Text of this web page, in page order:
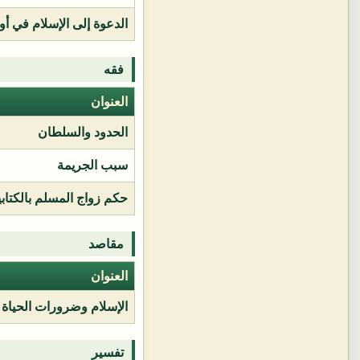
الدعوة إلى الإسلام في
فقه
العنوان
الحدود والسلطان
سبب الجريمة
حكم زواج المسلم
مقاصد
العنوان
الإسلام وضرورات الحياة
تفسير